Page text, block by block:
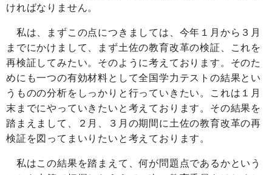
ければなりません。
私は、まずこの点につきましては、今年１月から３月
までにかけまして、まず土佐の教育改革の検証、これを
再検証してみたい。そのように考えております。そのた
めにも一つの有効材料として全国学力テストの結果とい
うものの分析をしっかりと行っていきたい。これは１月
末までにやっていきたいと考えております。その結果を
踏まえまして、２月、３月の期間に土佐の教育改革の再
検証を図ってまいりたいと考えております。
私はこの結果を踏まえて、何が問題点であるかという